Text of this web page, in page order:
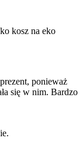
kosz na eko
ponieważ
się w nim. Bardzo